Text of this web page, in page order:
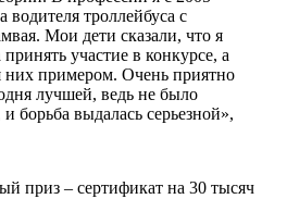
водителя троллейбуса с
Мои дети сказали, что я
участие в конкурсе, а
них примером. Очень приятно
лучшей, ведь не было
борьба выдалась серьезной»,
приз – сертификат на 30 тысяч